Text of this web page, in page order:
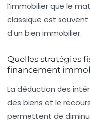
l’immobilier que le
classique est
d’un bien immobilier.
Quelles stratégies
financement
La déduction des
des biens et le
permettent de